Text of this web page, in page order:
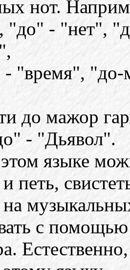
нот.
"до" - "нет",
"время", "до-
до мажор
- "Дьявол".
языке
петь,
с помощью